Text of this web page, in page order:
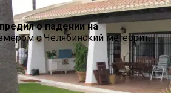
Состоит Бетон?
о падении на
с Челябинский метеорит.